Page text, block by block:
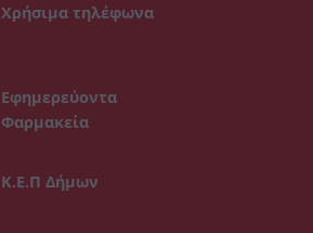
Χρήσιμα τηλέφωνα
Εφημερεύοντα
Φαρμακεία
Κ.Ε.Π Δήμων